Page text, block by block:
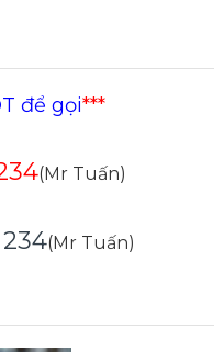
để gọi***
(Mr Tuấn)
(Mr Tuấn)